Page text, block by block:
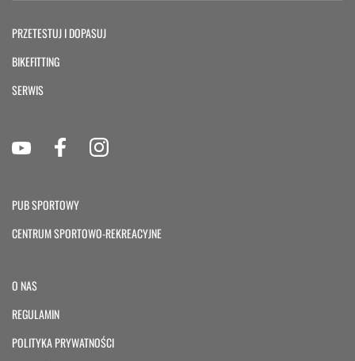
PRZETESTUJ I DOPASUJ
BIKEFITTING
SERWIS
PUB SPORTOWY
CENTRUM SPORTOWO-REKREACYJNE
O NAS
REGULAMIN
POLITYKA PRYWATNOŚCI